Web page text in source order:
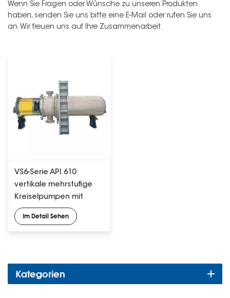
Wenn Sie Fragen oder Wünsche zu unseren Produkten
haben, senden Sie uns bitte eine E-Mail oder rufen Sie uns
an. Wir freuen uns auf Ihre Zusammenarbeit.
VS6-Serie API 610
vertikale mehrstufige
Kreiselpumpen mit
Doppelgehäuse
Im Detail Sehen
Kategorien